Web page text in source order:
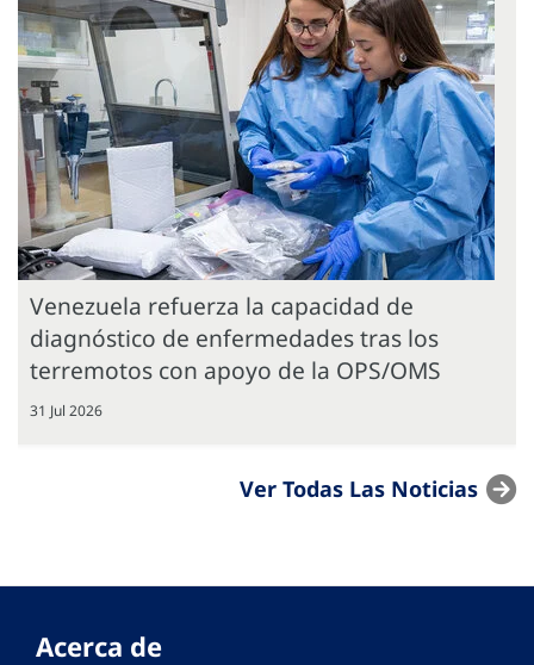
Venezuela refuerza la capacidad de
diagnóstico de enfermedades tras los
terremotos con apoyo de la OPS/OMS
31 Jul 2026
Ver Todas Las Noticias
Acerca de